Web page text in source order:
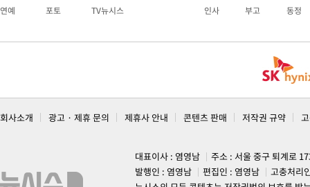
연예 포토 TV뉴시스 인사 부고 동정
회사소개 광고 · 제휴 문의 제휴사 안내 콘텐츠 판매 저작권 규약
대표이사 : 염영남
주소 : 서울 중구 퇴계로
발행인 : 염영남
편집인 : 염영남
고충처리